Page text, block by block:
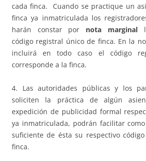
cada finca. Cuando se practique un
finca ya inmatriculada los
harán constar por nota marginal
código registral único de finca. En la
incluirá en todo caso el código
corresponde a la finca.
4. Las autoridades públicas y los
soliciten la práctica de algún
expedición de publicidad formal
ya inmatriculada, podrán facilitar
suficiente de ésta su respectivo
finca.